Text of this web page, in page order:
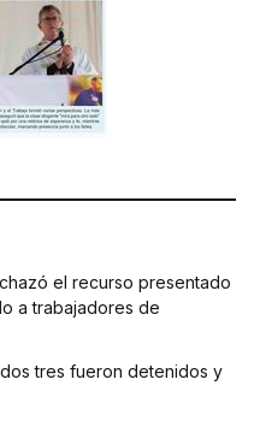
el recurso presentado
a trabajadores de
tres fueron detenidos y